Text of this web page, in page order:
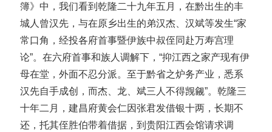
簿》中，我们看到乾隆二十九年五月，在黔出生的丰
城人曾汉先，与在原乡出生的弟汉杰、汉斌等发生“家
常口角，经投各府首事暨伊族中叔侄同赴万寿宫理
论”。在六府首事和族人调解下，“抑江西之家产现有伊
母在堂，外面不忍分派。至于黔省之炉务产业，悉系
汉先自手成创，而杰、龙、斌三人不得觊觎”。乾隆三
十年二月，建昌府黄会仁因张君发借银十两，长期不
还，托其侄胜伯带着借据，到贵阳江西会馆请求调